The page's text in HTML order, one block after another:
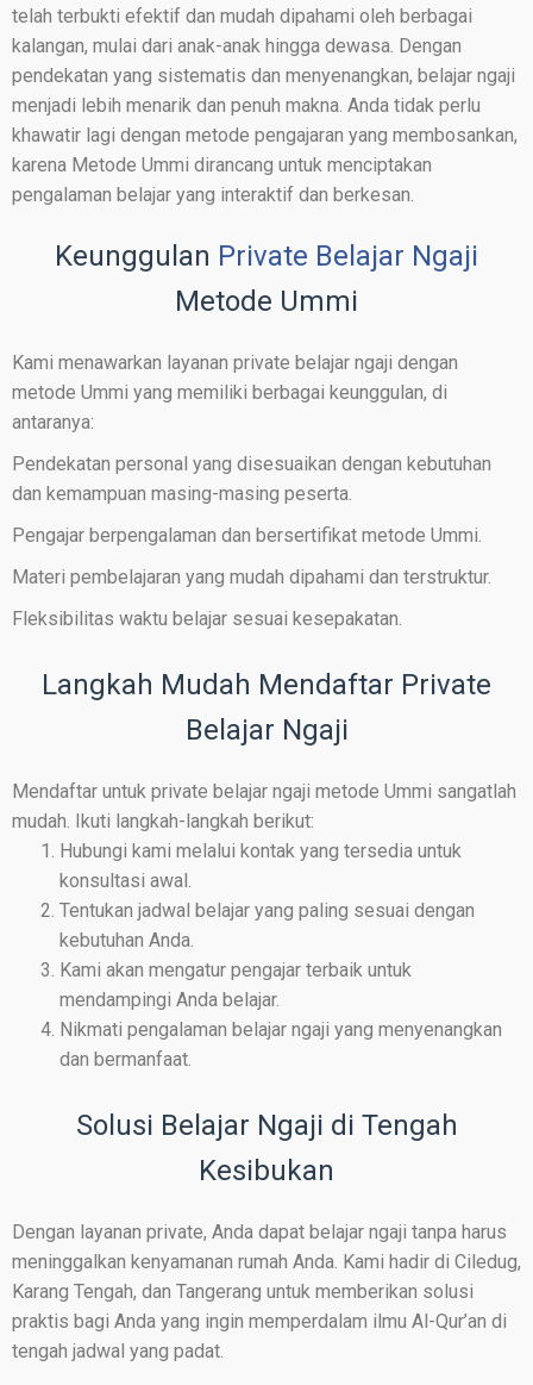
telah terbukti efektif dan mudah dipahami oleh berbagai
kalangan, mulai dari anak-anak hingga dewasa. Dengan
pendekatan yang sistematis dan menyenangkan, belajar ngaji
menjadi lebih menarik dan penuh makna. Anda tidak perlu
khawatir lagi dengan metode pengajaran yang membosankan,
karena Metode Ummi dirancang untuk menciptakan
pengalaman belajar yang interaktif dan berkesan.
Keunggulan Private Belajar Ngaji
Metode Ummi
Kami menawarkan layanan private belajar ngaji dengan
metode Ummi yang memiliki berbagai keunggulan, di
antaranya:
Pendekatan personal yang disesuaikan dengan kebutuhan
dan kemampuan masing-masing peserta.
Pengajar berpengalaman dan bersertifikat metode Ummi.
Materi pembelajaran yang mudah dipahami dan terstruktur.
Fleksibilitas waktu belajar sesuai kesepakatan.
Langkah Mudah Mendaftar Private
Belajar Ngaji
Mendaftar untuk private belajar ngaji metode Ummi sangatlah
mudah. Ikuti langkah-langkah berikut:
Hubungi kami melalui kontak yang tersedia untuk
konsultasi awal.
Tentukan jadwal belajar yang paling sesuai dengan
kebutuhan Anda.
Kami akan mengatur pengajar terbaik untuk
mendampingi Anda belajar.
Nikmati pengalaman belajar ngaji yang menyenangkan
dan bermanfaat.
Solusi Belajar Ngaji di Tengah
Kesibukan
Dengan layanan private, Anda dapat belajar ngaji tanpa harus
meninggalkan kenyamanan rumah Anda. Kami hadir di Ciledug,
Karang Tengah, dan Tangerang untuk memberikan solusi
praktis bagi Anda yang ingin memperdalam ilmu Al-Qur’an di
tengah jadwal yang padat.